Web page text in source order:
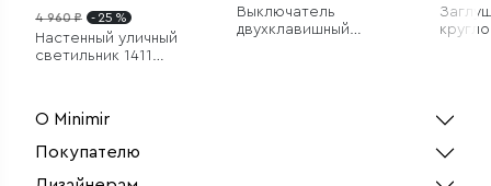
4 960 ₽ - 25 %
Настенный уличный
светильник 1411
Выключатель
двухклавишный
О Minimir
Покупателю